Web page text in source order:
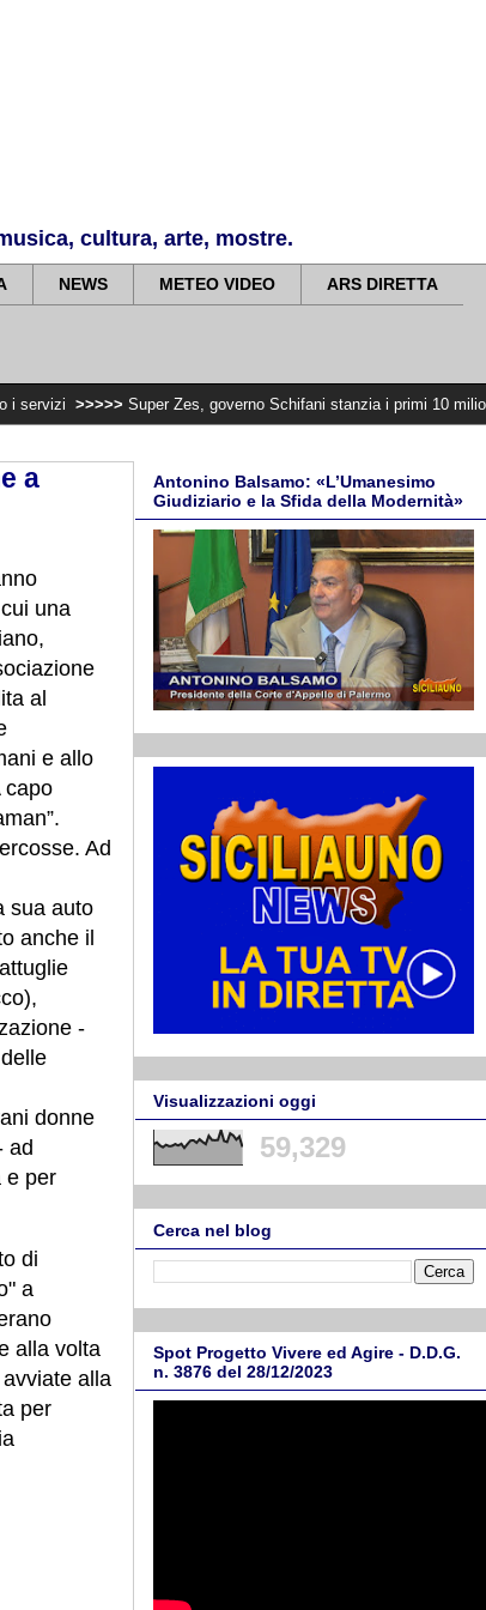
cultura, arte, mostre.
NEWS METEO VIDEO ARS DIRETTA
Super Zes, governo Schifani stanzia i primi 10 milioni per
a
una
al
e allo
capo
Ad
sua auto
anche il
-
donne
ad
e per
di
a
alla volta
alla
per
Antonino Balsamo: «L’Umanesimo
Giudiziario e la Sfida della Modernità»
Visualizzazioni oggi
59,329
Cerca nel blog
Spot Progetto Vivere ed Agire - D.D.G.
n. 3876 del 28/12/2023